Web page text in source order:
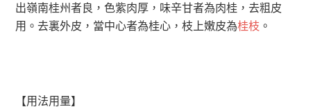
出嶺南桂州者良，色紫肉厚，味辛甘者為肉桂，去粗皮
用。去裏外皮，當中心者為桂心，枝上嫩皮為桂枝 。
【用法用量】